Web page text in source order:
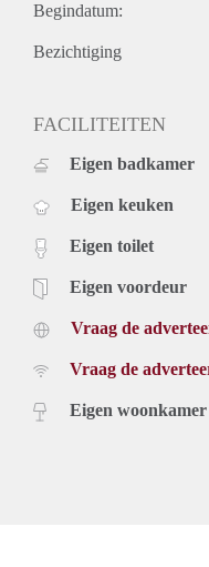
Begindatum:
Bezichtiging
FACILITEITEN
Eigen badkamer
Eigen keuken
Eigen toilet
Eigen voordeur
Vraag de
Vraag de
Eigen woonkamer